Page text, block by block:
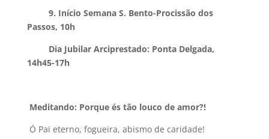
9. Início Semana S. Bento-Procissão dos
Passos, 10h
Dia Jubilar Arciprestado: Ponta Delgada,
14h45-17h
Meditando: Porque és tão louco de amor?!
Ó Pai eterno, fogueira, abismo de caridade!